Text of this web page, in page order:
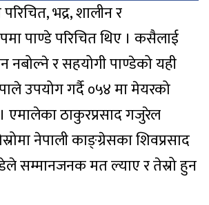
भद्र, शालीन र
पाण्डे परिचित थिए । कसैलाई
नबोल्ने र सहयोगी पाण्डेको यही
उपयोग गर्दै ०५४ मा मेयरको
एमालेका ठाकुरप्रसाद गजुरेल
नेपाली काङ्ग्रेसका शिवप्रसाद
सम्मानजनक मत ल्याए र तेस्रो हुन